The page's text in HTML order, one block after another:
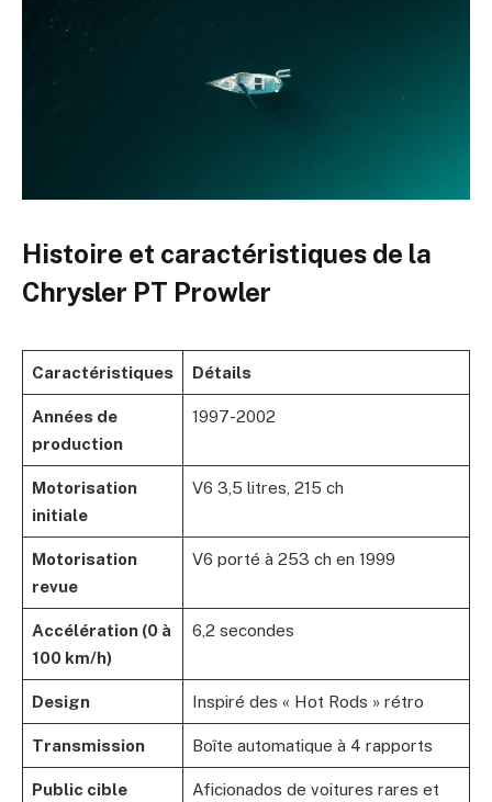
Histoire et caractéristiques de la
Chrysler PT Prowler
Caractéristiques Détails
Années de
production
1997-2002
Motorisation
initiale
V6 3,5 litres, 215 ch
Motorisation
revue
V6 porté à 253 ch en 1999
Accélération (0 à
100 km/h)
6,2 secondes
Design Inspiré des « Hot Rods » rétro
Transmission Boîte automatique à 4 rapports
Public cible Aficionados de voitures rares et